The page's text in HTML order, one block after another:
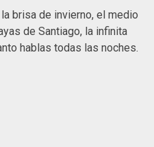
brisa de invierno, el medio
de Santiago, la infinita
hablas todas las noches.